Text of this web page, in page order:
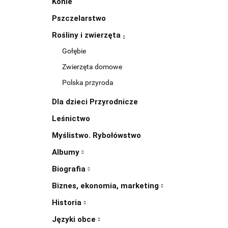
Pszczelarstwo
Rośliny i zwierzęta
Gołębie
Zwierzęta domowe
Polska przyroda
Dla dzieci Przyrodnicze
Leśnictwo
Myślistwo. Rybołówstwo
Albumy
Biografia
Biznes, ekonomia, marketing
Historia
Języki obce